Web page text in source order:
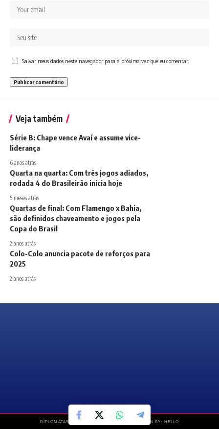
Salvar meus dados neste navegador para a próxima vez que eu comentar.
Veja também
Série B: Chape vence Avaí e assume vice-
liderança
6 anos atrás
Quarta na quarta: Com três jogos adiados,
rodada 4 do Brasileirão inicia hoje
5 meses atrás
Quartas de final: Com Flamengo x Bahia,
são definidos chaveamento e jogos pela
Copa do Brasil
2 anos atrás
Colo-Colo anuncia pacote de reforços para
2025
2 anos atrás
DIPLOMATAS NEWS © COPYRIGHT 2019 – DESIGN BY: HELLO